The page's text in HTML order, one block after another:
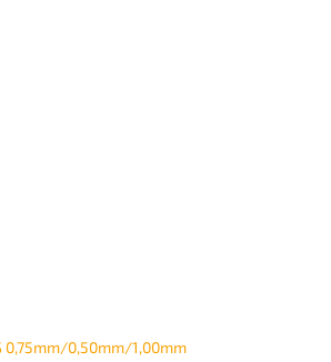
0,75mm/0,50mm/1,00mm